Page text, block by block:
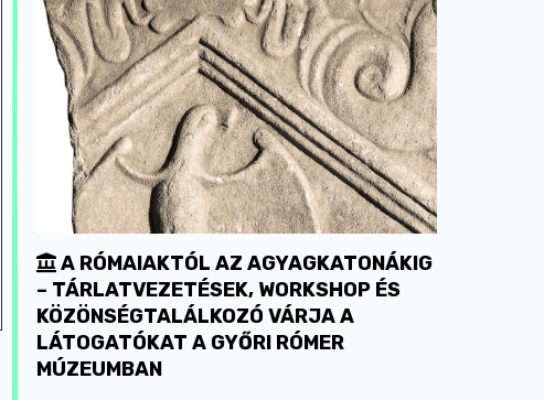
A RÓMAIAKTÓL AZ AGYAGKATONÁKIG
– TÁRLATVEZETÉSEK, WORKSHOP ÉS
KÖZÖNSÉGTALÁLKOZÓ VÁRJA A
LÁTOGATÓKAT A GYŐRI RÓMER
MÚZEUMBAN